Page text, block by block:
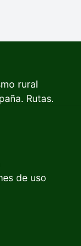
rural
Rutas.
de uso